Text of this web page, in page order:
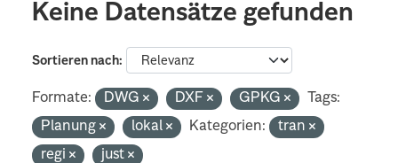
Keine Datensätze gefunden
Sortieren nach
Formate: DWG DXF GPKG
Tags:
Planung
lokal Kategorien:
tran
regi
just